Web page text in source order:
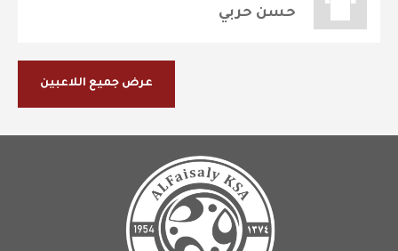
حسن حربي
عرض جميع اللاعبين